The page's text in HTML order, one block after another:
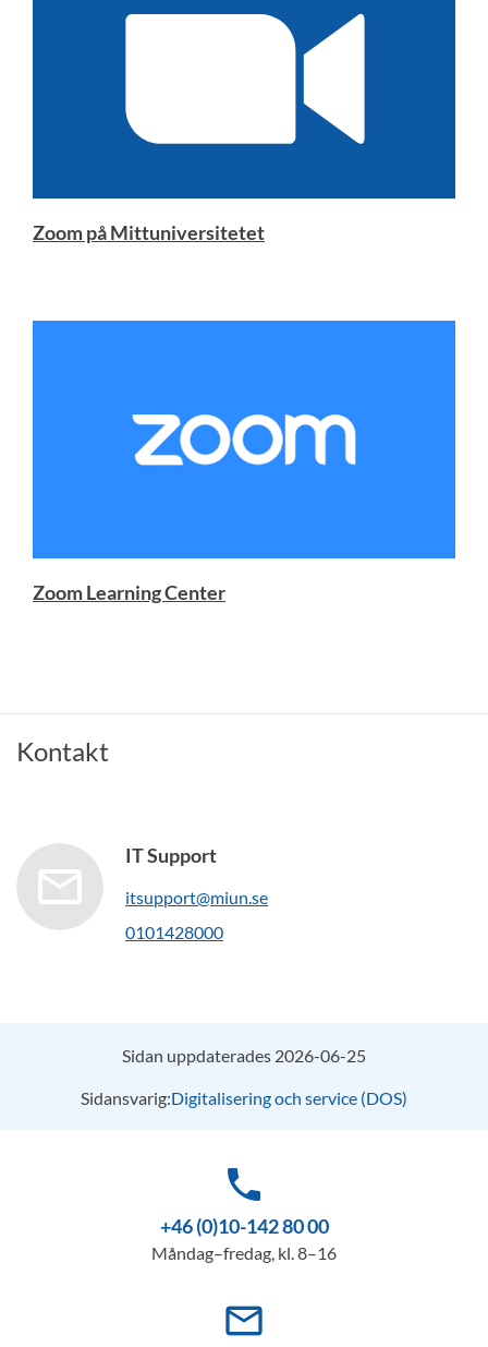
Zoom på Mittuniversitetet
Zoom Learning Center
Kontakt
IT Support
itsupport@miun.se
0101428000
Sidan uppdaterades 2026-06-25
Sidansvarig:Digitalisering och service (DOS)
phone
+46 (0)10-142 80 00
Måndag–fredag, kl. 8–16
mail_outline